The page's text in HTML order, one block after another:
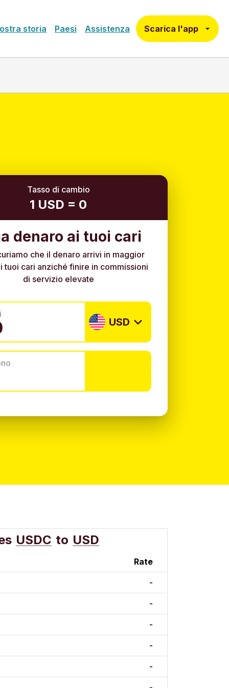
storia Paesi Assistenza Scarica l'app
Tasso di cambio
1 USD = 0
denaro ai tuoi cari
che il denaro arrivi in maggior
tuoi cari anziché finire in commissioni
di servizio elevate
USD
USDC to USD
Rate
-
-
-
-
-